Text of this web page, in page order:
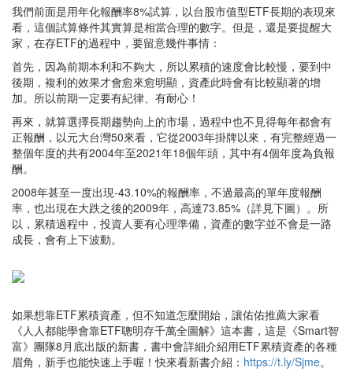
我們前面是用年化報酬率8%試算，以台股市值型ETF長期的表現來
看，這個試算條件其實算是相當合理的數字。但是，還是要提醒大
家，在存ETF的過程中，要留意幾件事情：
首先，因為前期本利和不夠大，所以累積的速度會比較慢，要到中
後期，複利的效果才會愈來愈明顯，資產此時會有比較顯著的增
加。所以前期一定要有紀律、有耐心！
再來，就算選擇長期趨勢向上的市場，過程中也不見得每年都會有
正報酬，以元大台灣50來看，它從2003年掛牌以來，有完整經過一
整個年度的共有2004年至2021年18個年頭，其中有4個年度為負報
酬。
2008年甚至一度出現-43.10%的報酬率，不過最高的單年度報酬
率，也出現在大跌之後的2009年，高達73.85%（詳見下圖）。所
以，累積過程中，投資人要有心理準備，資產的數字並不會是一路
成長，會有上下波動。
如果想靠ETF累積資產，但不知道怎麼開始，讓佑佑推薦大家看
《人人都能學會靠ETF聰明存千萬全圖解》這本書，這是《Smart智
富》團隊8月底出版的新書，書中會詳細介紹用ETF累積資產的各種
眉角，新手也能快速上手喔！快來看新書介紹： https://t.ly/Sjme。